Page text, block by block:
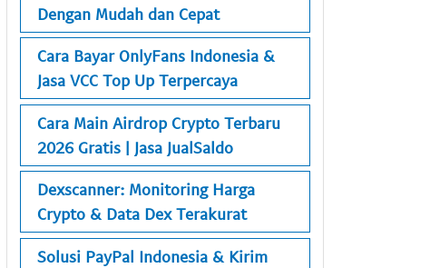
Dengan Mudah dan Cepat
Cara Bayar OnlyFans Indonesia &
Jasa VCC Top Up Terpercaya
Cara Main Airdrop Crypto Terbaru
2026 Gratis | Jasa JualSaldo
Dexscanner: Monitoring Harga
Crypto & Data Dex Terakurat
Solusi PayPal Indonesia & Kirim